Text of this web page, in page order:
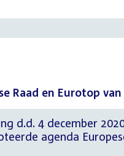
Raad en Eurotop
d.d. 4 december
agenda